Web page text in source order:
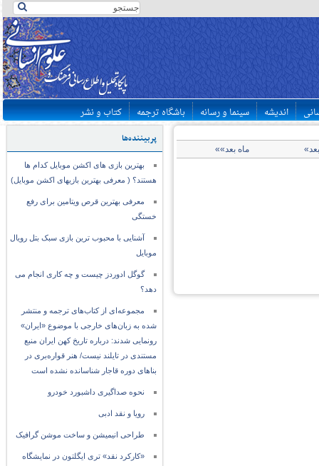
اندیشه سینما و رسانه باشگاه ترجمه کتاب و نشر
پربیننده‌ها
بهترین بازی های اکشن موبایل کدام ها
هستند؟ ( معرفی بهترین بازیهای اکشن موبایل)
معرفی بهترین قرص ویتامین برای رفع
خستگی
آشنایی با محبوب ترین بازی سبک بتل رویال
موبایل
گوگل ادوردز چیست و چه کاری انجام می
دهد؟
مجموعه‌ای از کتاب‌های ترجمه و منتشر
شده به زبان‌های خارجی با موضوع «ایران»
رونمایی شدند: درباره تاریخ کهن ایران منبع
مستندی در تایلند نیست/ هنر قواره‌بری در
بناهای دوره قاجار شناسانده نشده است
نحوه صداگیری داشبورد خودرو
رویا و نقد ادبی
طراحی انیمیشن و ساخت موشن گرافیک
«کارکرد نقد» تری ایگلتون در نمایشگاه
ماه بعد»»